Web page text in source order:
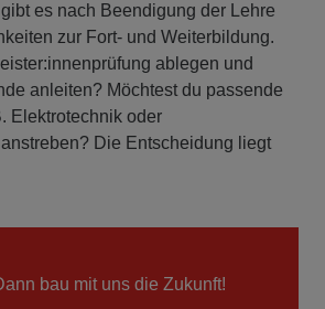
es nach Beendigung der Lehre
zur Fort- und Weiterbildung.
ablegen und
anleiten? Möchtest du passende
Elektrotechnik oder
Die Entscheidung liegt
bau mit uns die Zukunft!